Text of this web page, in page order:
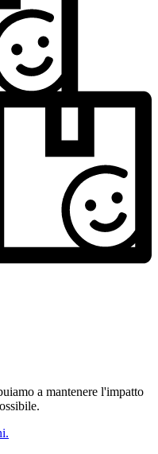
a mantenere l'impatto